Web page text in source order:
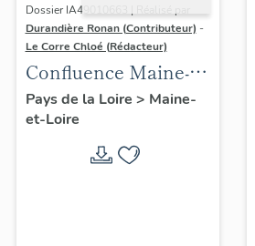
Dossier IA49010663 | Réalisé par
Durandière Ronan (Contributeur) -
Le Corre Chloé (Rédacteur)
Confluence Maine-
Loire : présentation
de l'aire d'étude
Pays de la Loire > Maine-
et-Loire